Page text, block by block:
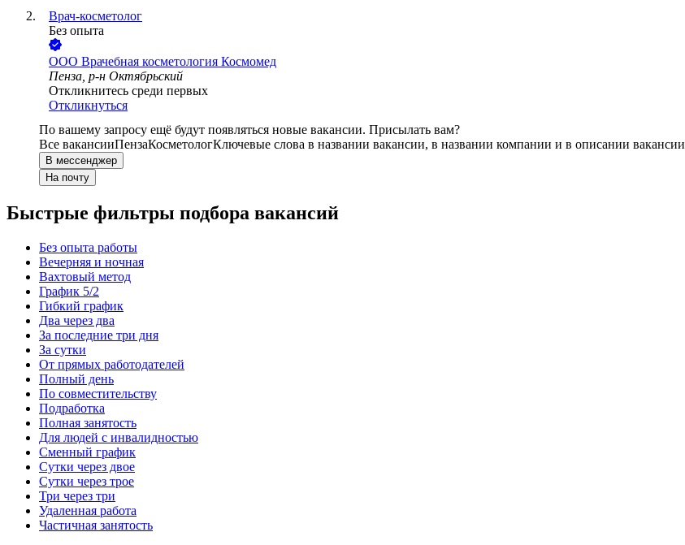
Врач-косметолог
Без опыта
ООО Врачебная косметология Космомед
Пенза, р-н Октябрьский
Откликнитесь среди первых
Откликнуться
По вашему запросу ещё будут появляться новые вакансии. Присылать вам?
Все вакансииПензаКосметологКлючевые слова в названии вакансии, в названии компании и в описании вакансии
В мессенджер
На почту
Быстрые фильтры подбора вакансий
Без опыта работы
Вечерняя и ночная
Вахтовый метод
График 5/2
Гибкий график
Два через два
За последние три дня
За сутки
От прямых работодателей
Полный день
По совместительству
Подработка
Полная занятость
Для людей с инвалидностью
Сменный график
Сутки через двое
Сутки через трое
Три через три
Удаленная работа
Частичная занятость